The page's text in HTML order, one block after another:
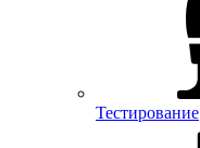
Тестирование